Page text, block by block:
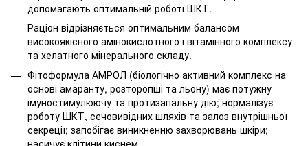
допомагають оптимальній роботі ШКТ.
Раціон відрізняється оптимальним балансом
високоякісного амінокислотного і вітамінного комплексу
та хелатного мінерального складу.
Фітоформула АМРОЛ (біологічно активний комплекс на
основі амаранту, розторопші та льону) має потужну
імуностимулюючу та протизапальну дію; нормалізує
роботу ШКТ, сечовивідних шляхів та залоз внутрішньої
секреції; запобігає виникненню захворювань шкіри;
насичує клітини киснем.